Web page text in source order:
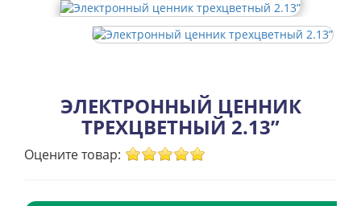
ЭЛЕКТРОННЫЙ ЦЕННИК
ТРЕХЦВЕТНЫЙ 2.13”
Оцените товар: